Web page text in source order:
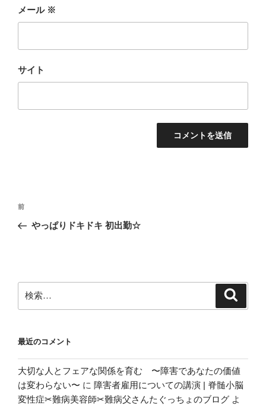
メール ※
サイト
投
ナ
ー
シ
前
の
前
やっぱりドキドキ 初出勤☆
索:
最近のコメント
大切な人とフェアな関係を育む 〜障害であなたの価値
は変わらない〜 に 障害者雇用についての講演 | 脊髄小脳
変性症✂︎難病美容師✂︎難病父さんたぐっちょのブログ よ